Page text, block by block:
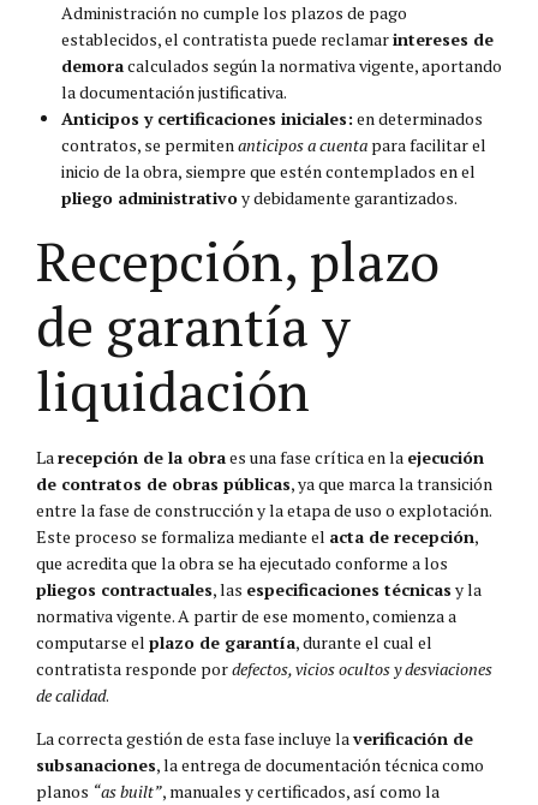
Administración no cumple los plazos de pago
establecidos, el contratista puede reclamarintereses de
demoracalculados según la normativa vigente, aportando
la documentación justificativa.
Anticipos y certificaciones iniciales: en determinados
contratos, se permitenanticipos a cuenta para facilitar el
inicio de la obra, siempre que estén contemplados en el
pliego administrativoy debidamente garantizados.
Recepción, plazo
de garantía y
liquidación
Larecepción de la obraes una fase crítica en la ejecución
de contratos de obras públicas, ya que marca la transición
entre la fase de construcción y la etapa de uso o explotación.
Este proceso se formaliza mediante el acta de recepción,
que acredita que la obra se ha ejecutado conforme a los
pliegos contractuales, las especificaciones técnicas y la
normativa vigente. A partir de ese momento, comienza a
computarse el plazo de garantía, durante el cual el
contratista responde pordefectos, vicios ocultos y desviaciones
de calidad.
La correcta gestión de esta fase incluye laverificación de
subsanaciones, la entrega de documentación técnica como
planos “as built”, manuales y certificados, así como la